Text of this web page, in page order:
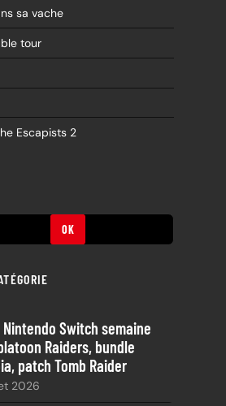
sa vache
tour
Escapists 2
OK
Nintendo Switch semaine
Raiders, bundle
patch Tomb Raider
2026